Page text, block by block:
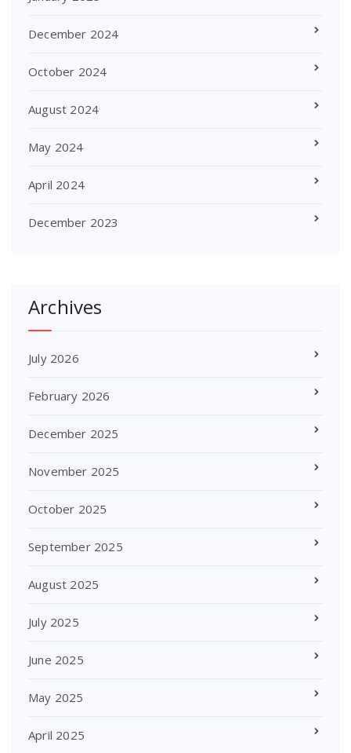
December 2024
October 2024
August 2024
May 2024
April 2024
December 2023
Archives
July 2026
February 2026
December 2025
November 2025
October 2025
September 2025
August 2025
July 2025
June 2025
May 2025
April 2025